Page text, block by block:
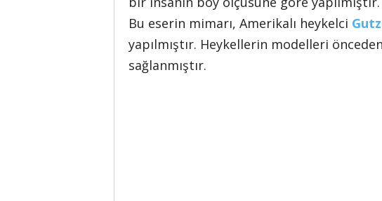
Bu eserin mimarı, Amerikalı heykelci
yapılmıştır. Heykellerin modelleri
sağlanmıştır.